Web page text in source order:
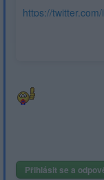
https://
Přihlásit se a